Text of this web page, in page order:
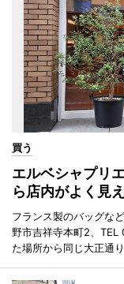
買う
エルベシャプリ
ら店内がよく見
フランス製のバッグな
野市吉祥寺本町2、
た場所から同じ大正通